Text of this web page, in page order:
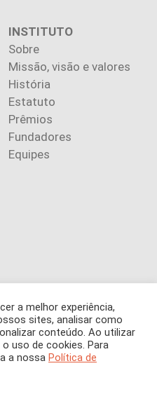
INSTITUTO
Sobre
Missão, visão e valores
História
Estatuto
Prêmios
Fundadores
Equipes
HOJE. Todos os direitos
refletem exclusivamente a
parcial, do conteúdo (imagens
a melhor experiência,
sites, analisar como
conteúdo. Ao utilizar
uso de cookies. Para
a nossa Política de